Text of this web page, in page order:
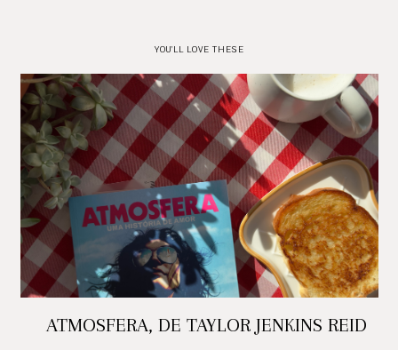
YOU'LL LOVE THESE
ATMOSFERA, DE TAYLOR JENKINS REID